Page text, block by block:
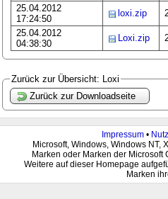
25.04.2012
17:24:50
loxi.zip
25.04.2012
04:38:30
Loxi.zip
Zurück zur Übersicht: Loxi
Zurück zur Downloadseite
Impressum•
Microsoft, Windows, Windows NT,
Marken oder Marken der
Weitere auf dieser Homepage
Marken